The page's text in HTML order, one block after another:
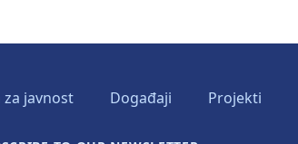
javnost Događaji Projekti